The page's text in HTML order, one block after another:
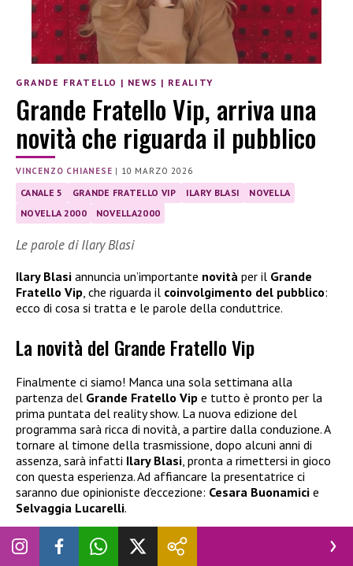
GRANDE FRATELLO | NEWS | REALITY
Grande Fratello Vip, arriva una
novità che riguarda il pubblico
VINCENZO CHIANESE | 10 MARZO 2026
CANALE 5 GRANDE FRATELLO VIP ILARY BLASI
NOVELLA
NOVELLA 2000
NOVELLA2000
Le parole di Ilary Blasi
Ilary Blasi annuncia un’importante novità per il Grande
Fratello Vip , che riguarda il coinvolgimento del pubblico:
ecco di cosa si tratta e le parole della conduttrice.
La novità del Grande Fratello Vip
Finalmente ci siamo! Manca una sola settimana alla
partenza del Grande Fratello Vip e tutto è pronto per la
prima puntata del reality show. La nuova edizione del
programma sarà ricca di novità, a partire dalla conduzione. A
tornare al timone della trasmissione, dopo alcuni anni di
assenza, sarà infatti Ilary Blasi, pronta a rimettersi in gioco
con questa esperienza. Ad affiancare la presentatrice ci
saranno due opinioniste d’eccezione: Cesara Buonamici e
Selvaggia Lucarelli.